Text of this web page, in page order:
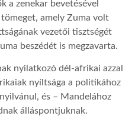
a zenekar bevetésével
amely Zuma volt
vezetői tisztségét
beszédét is megzavarta.
nyilatkozó dél-afrikai azzal
nyíltsága a politikához
és – Mandelához
álláspontjuknak.